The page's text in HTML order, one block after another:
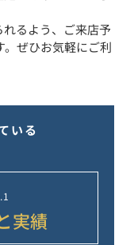
るよう、ご来店予
ぜひお気軽にご利
いる
実績